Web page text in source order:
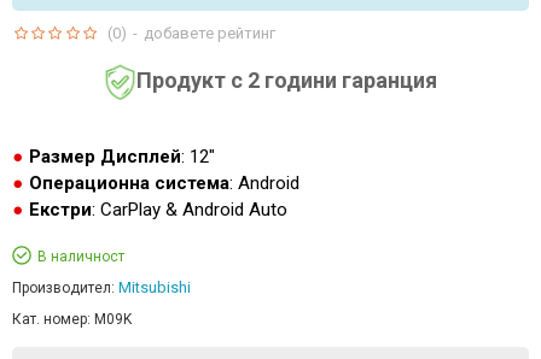
Продукт с 2 години гаранция
Размер Дисплей: 12"
Операционна система: Android
Екстри: CarPlay & Android Auto
В наличност
Производител: Mitsubishi
Кат. номер: M09K
(0) - добавете рейтинг